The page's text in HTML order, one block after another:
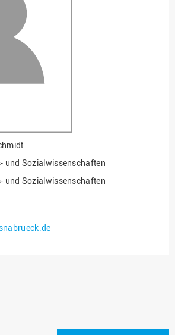
und
und Sozialwissenschaften
und Sozialwissenschaften